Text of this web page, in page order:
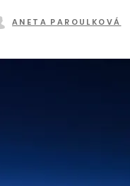
ANETA PAROULKOVÁ